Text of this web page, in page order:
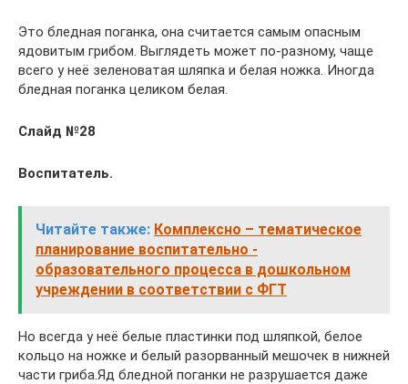
Это бледная поганка, она считается самым опасным
ядовитым грибом. Выглядеть может по-разному, чаще
всего у неё зеленоватая шляпка и белая ножка. Иногда
бледная поганка целиком белая.
Слайд №28
Воспитатель.
Читайте также: Комплексно – тематическое
планирование воспитательно -
образовательного процесса в дошкольном
учреждении в соответствии с ФГТ
Но всегда у неё белые пластинки под шляпкой, белое
кольцо на ножке и белый разорванный мешочек в нижней
части гриба.Яд бледной поганки не разрушается даже